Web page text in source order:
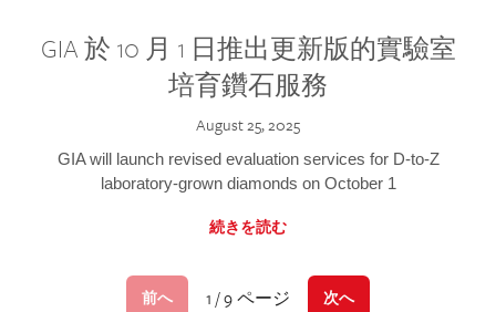
GIA 於 10 月 1 日推出更新版的實驗室
培育鑽石服務
August 25, 2025
GIA will launch revised evaluation services for D-to-Z
laboratory-grown diamonds on October 1
続きを読む
前へ 1 / 9 ページ 次へ